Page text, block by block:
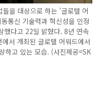
을 대상으로 하는 '글로텔 어
통신 기술력과 혁신성을 인정
했다고 22일 밝혔다. 8년 연속
서 개최된 글로텔 어워드에서
하고 있는 모습. (사진제공=SK